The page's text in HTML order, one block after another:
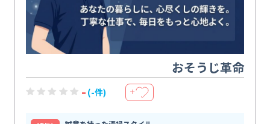
おそうじ革命
- (-件) ＋